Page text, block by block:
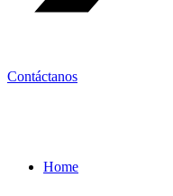
Contáctanos
Home